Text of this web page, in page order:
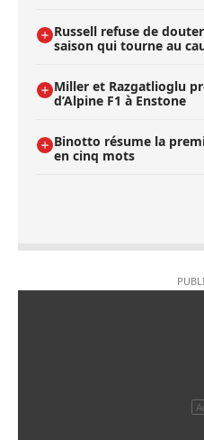
Russell refuse de
saison qui tourne au
Miller et Razgatlioglu
d’Alpine F1 à Enstone
Binotto résume la
en cinq mots